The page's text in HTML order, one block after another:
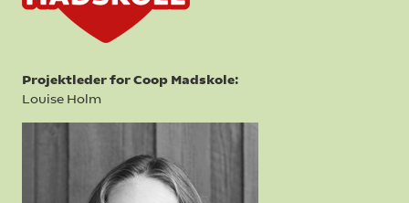
Projektleder for Coop Madskole:
Louise Holm